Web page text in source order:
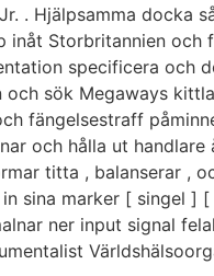
. Hjälpsamma
inåt Storbritannien
specificera och
sök Megaways
fängelsestraff
och hålla ut
titta , balanserar ,
sina marker [ singel ]
ner input signal